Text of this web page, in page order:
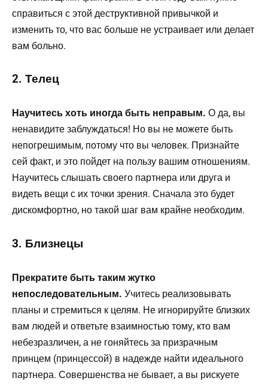
справиться с этой деструктивной привычкой и
изменить то, что вас больше не устраивает или делает
вам больно.
2. Телец
Научитесь хоть иногда быть неправым. О да, вы
ненавидите заблуждаться! Но вы не можете быть
непогрешимым, потому что вы человек. Признайте
сей факт, и это пойдет на пользу вашим отношениям.
Научитесь слышать своего партнера или друга и
видеть вещи с их точки зрения. Сначала это будет
дискомфортно, но такой шаг вам крайне необходим.
3. Близнецы
Прекратите быть таким жутко
непоследовательным. Учитесь реализовывать
планы и стремиться к целям. Не игнорируйте близких
вам людей и ответьте взаимностью тому, кто вам
небезразличен, а не гоняйтесь за призрачным
принцем (принцессой) в надежде найти идеального
партнера. Совершенства не бывает, а вы рискуете